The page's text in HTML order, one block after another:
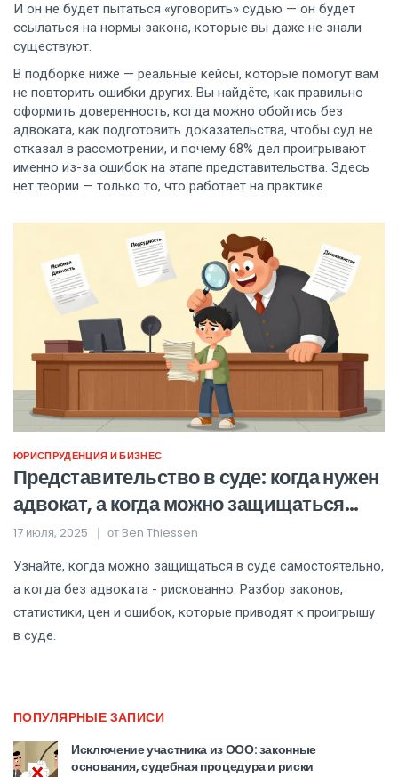
И он не будет пытаться «уговорить» судью — он будет
ссылаться на нормы закона, которые вы даже не знали
существуют.
В подборке ниже — реальные кейсы, которые помогут вам
не повторить ошибки других. Вы найдёте, как правильно
оформить доверенность, когда можно обойтись без
адвоката, как подготовить доказательства, чтобы суд не
отказал в рассмотрении, и почему 68% дел проигрывают
именно из-за ошибок на этапе представительства. Здесь
нет теории — только то, что работает на практике.
ЮРИСПРУДЕНЦИЯ И БИЗНЕС
Представительство в суде: когда нужен
адвокат, а когда можно защищаться
самостоятельно
17 июля, 2025 от Ben Thiessen
Узнайте, когда можно защищаться в суде самостоятельно,
а когда без адвоката - рискованно. Разбор законов,
статистики, цен и ошибок, которые приводят к проигрышу
в суде.
ПОПУЛЯРНЫЕ ЗАПИСИ
Исключение участника из ООО: законные
основания, судебная процедура и риски